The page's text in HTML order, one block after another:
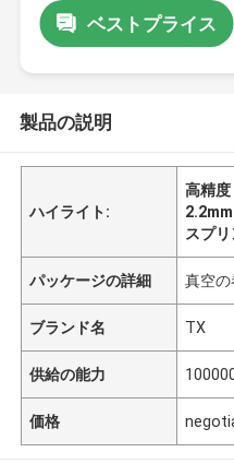
ベストプライス
製品の説明
ハイライト:
高精
スプ
パッケージの詳細 真空
ブランド名 TX
供給の能力
価格